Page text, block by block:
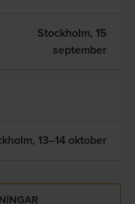
Stockholm, 15
september
13–14 oktober